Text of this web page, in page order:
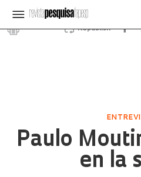
Republish
Paulo
en la